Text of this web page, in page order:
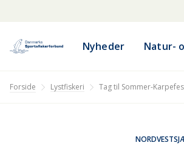
Nyheder Natur-
Forside Lystfiskeri Tag til Sommer-